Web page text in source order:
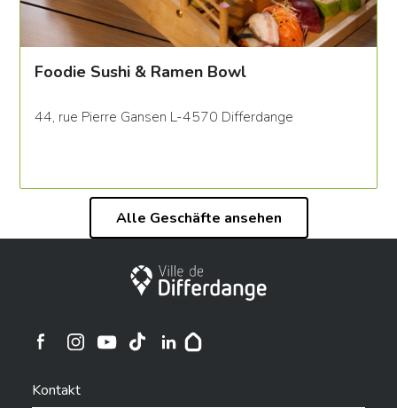
Foodie Sushi & Ramen Bowl
44, rue Pierre Gansen L-4570 Differdange
Alle Geschäfte ansehen
Stadt Differdingen
Ville de Differdange sur Instagram
Kontakt